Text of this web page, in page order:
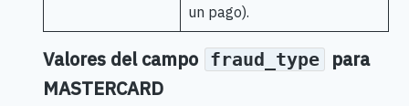
un pago).
Valores del campo fraud_type
para
MASTERCARD